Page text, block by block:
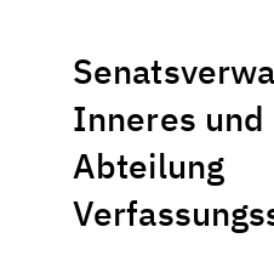
Inneres und
Abteilung